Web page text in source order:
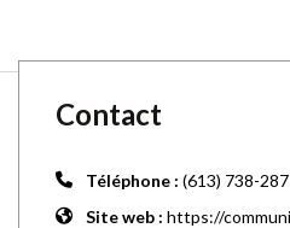
Contact
Téléphone : (613) 738-
Site web : https://